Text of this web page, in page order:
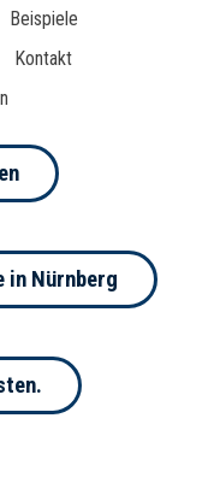
Beispiele
Kontakt
in Nürnberg